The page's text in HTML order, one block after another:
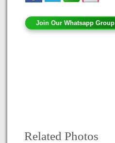
Join Our Whatsapp Group
Related Photos